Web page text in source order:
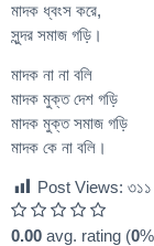
মাদক ধ্বংস করে,
সুন্দর সমাজ গড়ি।
মাদক না না বলি
মাদক মুক্ত দেশ গড়ি
মাদক মুক্ত সমাজ গড়ি
মাদক কে না বলি।
Post Views: ৩১১
0.00 avg. rating (0